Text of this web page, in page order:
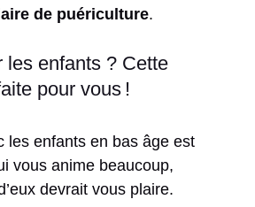
de puériculture.
les enfants ? Cette
pour vous !
les enfants en bas âge est
vous anime beaucoup,
devrait vous plaire.